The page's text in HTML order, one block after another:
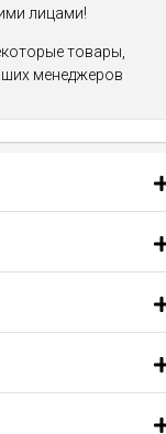
лицами!
товары,
менеджеров